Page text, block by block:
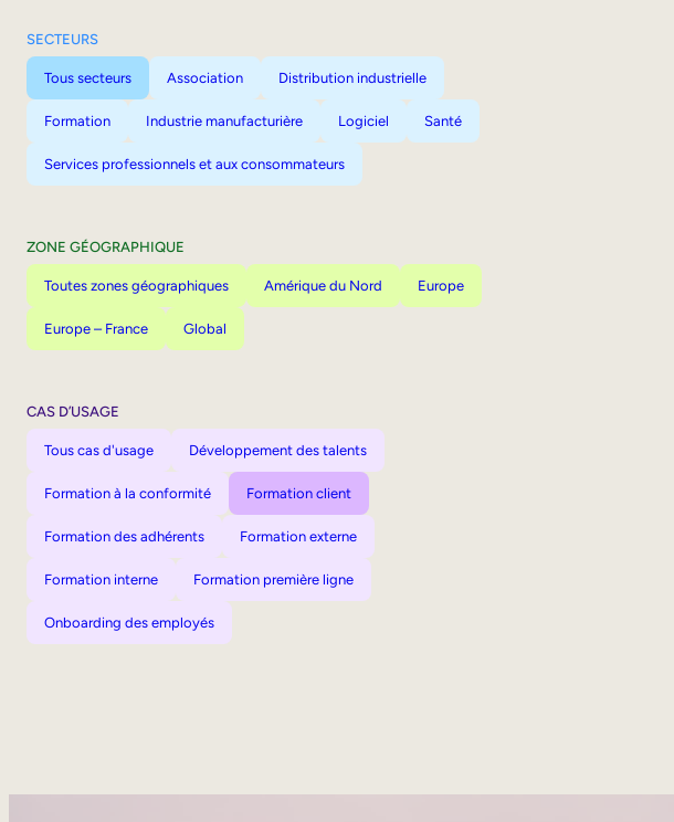
SECTEURS
Tous secteurs Association Distribution industrielle
Formation Industrie manufacturière Logiciel Santé
Services professionnels et aux consommateurs
ZONE GÉOGRAPHIQUE
Toutes zones géographiques Amérique du Nord Europe
Europe – France Global
CAS D’USAGE
Tous cas d'usage Développement des talents
Formation à la conformité Formation client
Formation des adhérents Formation externe
Formation interne Formation première ligne
Onboarding des employés